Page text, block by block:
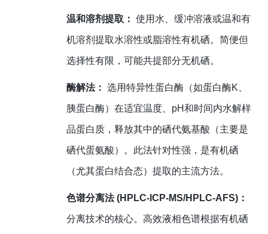
温和溶剂提取： 使用水、缓冲溶液或温和有
机溶剂提取水溶性或脂溶性有机硒。简便但
选择性有限，可能共提部分无机硒。
酶解法： 选用特异性蛋白酶（如蛋白酶K、
胰蛋白酶）在适宜温度、pH和时间内水解样
品蛋白质，释放其中的硒代氨基酸（主要是
硒代蛋氨酸）。此法针对性强，是有机硒
（尤其蛋白结合态）提取的主流方法。
色谱分离法 (HPLC-ICP-MS/HPLC-AFS)：
分离技术的核心。高效液相色谱根据有机硒